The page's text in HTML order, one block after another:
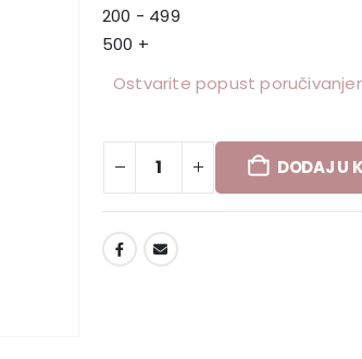
200 - 499
500 +
Ostvarite popust
DODAJ U